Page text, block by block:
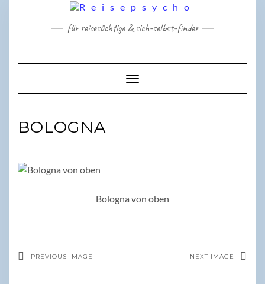
für reisesüchtige & sich-selbst-finder
Toggle Navigation
BOLOGNA
Bologna von oben
PREVIOUS IMAGE NEXT IMAGE